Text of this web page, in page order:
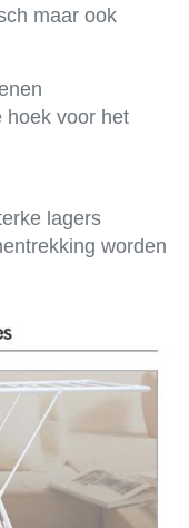
maar ook
hoek voor het
lagers
worden